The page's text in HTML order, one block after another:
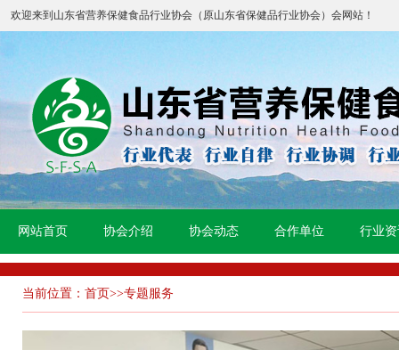
欢迎来到山东省营养保健食品行业协会（原山东省保健品行业协会）会网站！
网站首页 协会介绍 协会动态 合作单位 行业
当前位置： 首页>>专题服务